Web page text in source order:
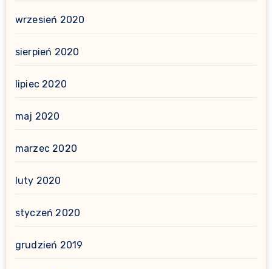
wrzesień 2020
sierpień 2020
lipiec 2020
maj 2020
marzec 2020
luty 2020
styczeń 2020
grudzień 2019